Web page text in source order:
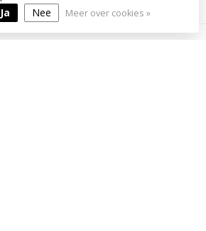
Ja Nee Meer over cookies »